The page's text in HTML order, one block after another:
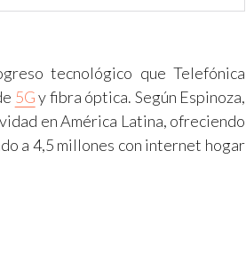
tecnológico que Telefónica
5Gy fibra óptica. Según Espinoza,
en América Latina, ofreciendo
a 4,5 millones con internet hogar